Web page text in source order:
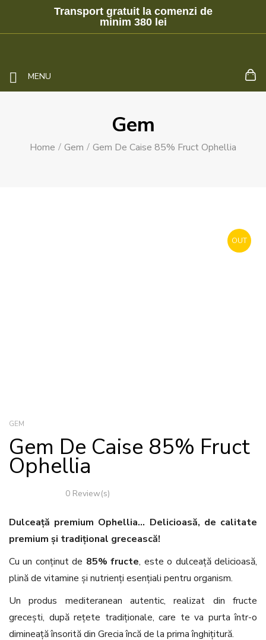
Transport gratuit la comenzi de
minim 380 lei
MENU
Gem
Home Gem Gem De Caise 85% Fruct Ophellia
OUT
GEM
Gem De Caise 85% Fruct
Ophellia
0 Review(s)
Dulceață premium Ophellia… Delicioasă, de calitate
premium și tradițional grecească!
Cu un conținut de 85% fructe, este o dulceață delicioasă,
plină de vitamine și nutrienți esențiali pentru organism.
Un produs mediteranean autentic, realizat din fructe
grecești, după rețete tradiționale, care te va purta într-o
dimineață însorită din Grecia încă de la prima înghițitură.